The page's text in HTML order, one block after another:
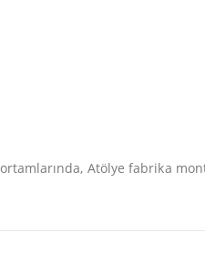
Atölye fabrika